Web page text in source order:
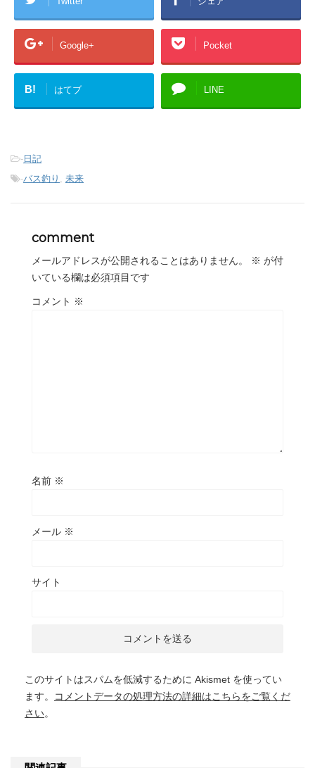
Google+ Pocket
B! はてブ LINE
-日記
-バス釣り 未来
comment
メールアドレスが公開されることはありません。 ※ が付
いている欄は必須項目です
コメント ※
名前 ※
メール ※
サイト
このサイトはスパムを低減するために Akismet を使ってい
ます。
コメントデータの処理方法の詳細はこちらをご覧くだ
さい。